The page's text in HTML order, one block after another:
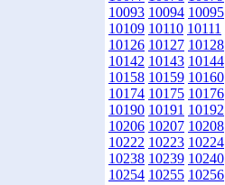
10093 10094 10095
10109 10110 10111
10126 10127 10128
10142 10143 10144
10158 10159 10160
10174 10175 10176
10190 10191 10192
10206 10207 10208
10222 10223 10224
10238 10239 10240
10254 10255 10256